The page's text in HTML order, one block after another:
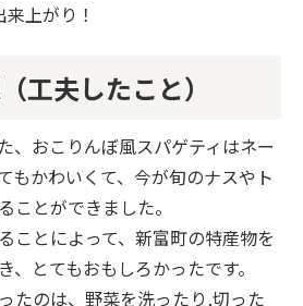
上がり！
工夫したこと）
、おこりんぼ風スパゲティはネー
もかわいくて、今が旬のナスやト
ことができました。
ことによって、新富町の特産物を
、とてもおもしろかったです。
たのは、野菜を洗ったり,切った